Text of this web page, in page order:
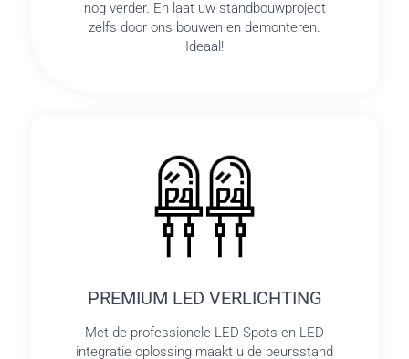
nog verder. En laat uw standbouwproject
zelfs door ons bouwen en demonteren.
Ideaal!
PREMIUM LED VERLICHTING
Met de professionele LED Spots en LED
integratie oplossing maakt u de beursstand